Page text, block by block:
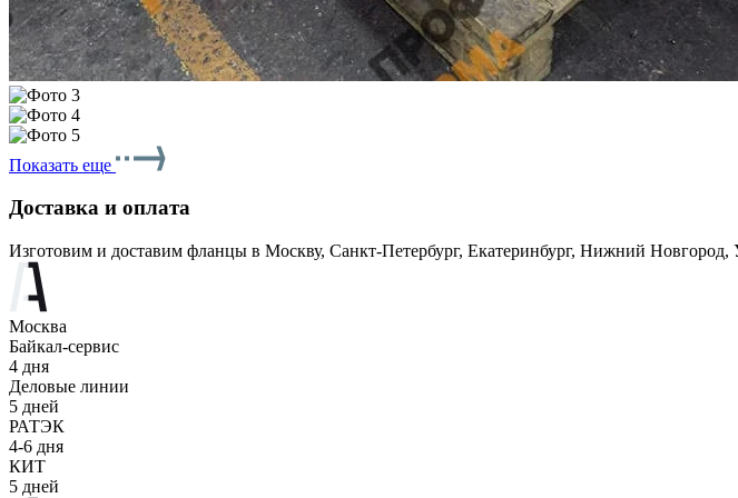
Показать еще
Доставка и оплата
Изготовим и доставим фланцы в Москву, Санкт-Петербург, Екатеринбург, Нижний
Москва
Байкал-сервис
4 дня
Деловые линии
5 дней
РАТЭК
4-6 дня
КИТ
5 дней